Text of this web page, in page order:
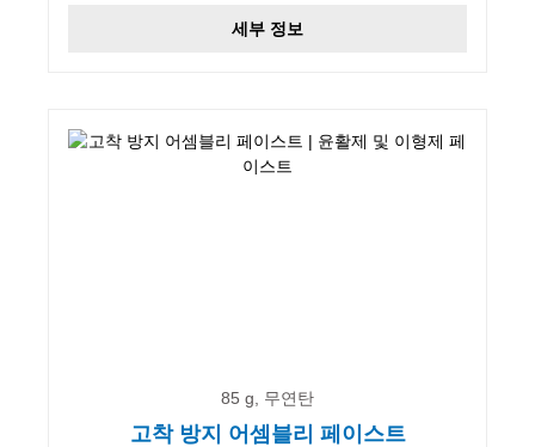
세부 정보
85 g, 무연탄
고착 방지 어셈블리 페이스트